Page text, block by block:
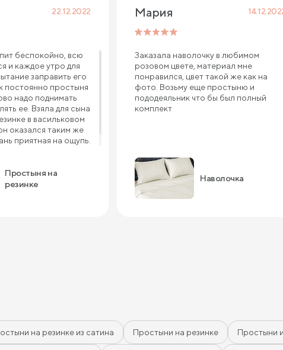
22.12.2022
беспокойно, всю
и каждое утро для
заправить его
постоянно простыня
надо поднимать
ее. Взяла для сына
в васильковом
оказался таким же
приятная на ощупь.
Простыня на
резинке
Мария
Заказала наволочку в любимом
розовом цвете, материал мне
понравился, цвет такой же как на
фото. Возьму еще простыню и
пододеяльник что бы был полный
комплект
Наволочка
на резинке из сатина Простыни на резинке Простыни